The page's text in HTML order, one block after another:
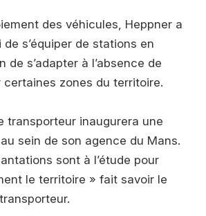
des véhicules, Heppner a
s’équiper de stations en
de s’adapter à l’absence de
certaines zones du territoire.
transporteur inaugurera une
sein de son agence du Mans.
sont à l’étude pour
le territoire » fait savoir le